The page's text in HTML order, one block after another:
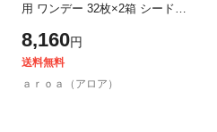
用 ワンデー 32枚×2箱 シード
函商品
8,160円
送料無料
ａｒｏａ（アロア）